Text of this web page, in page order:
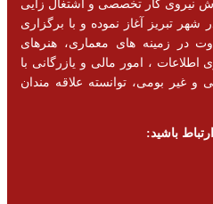
هدف آموزش نیروی کار تخصصی و اشتغال زایی
تبریز آغاز نموده و با برگزاری
در زمینه های معماری، هنرهای
اطلاعات ، امور مالی و یازرگانی با
و غیر بومی، توانسته علاقه مندان
باشید: